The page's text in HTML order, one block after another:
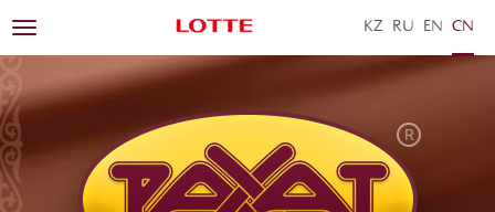
KZ RU EN ZH
Toggle
navigation